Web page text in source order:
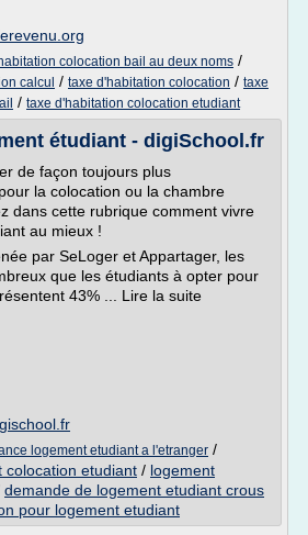
colocation bail au deux noms /
calcul / taxe d'habitation colocation / taxe
/ taxe d'habitation colocation etudiant
étudiant - digiSchool.fr
de façon toujours plus
la colocation ou la chambre
dans cette rubrique comment vivre
au mieux !
par SeLoger et Appartager, les
que les étudiants à opter pour
43% ... Lire la suite
logement etudiant a l'etranger /
colocation etudiant / logement
demande de logement etudiant crous
pour logement etudiant